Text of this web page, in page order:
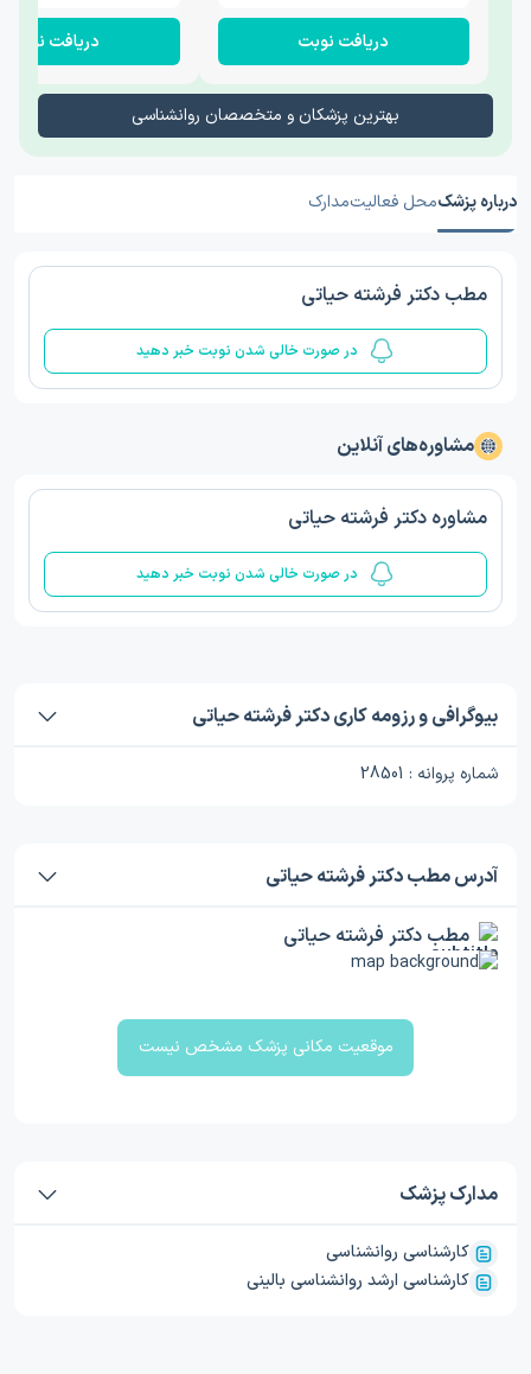
دریافت نوبت دریافت نوبت
بهترین پزشکان و متخصصان روانشناسی
درباره پزشکمحل فعالیتمدارک
مطب دکتر فرشته حیاتی
در صورت خالی شدن نوبت خبر دهید
مشاوره‌های آنلاین
مشاوره دکتر فرشته حیاتی
در صورت خالی شدن نوبت خبر دهید
بیوگرافی و رزومه کاری دکتر فرشته حیاتی
شماره پروانه : 28501
آدرس مطب دکتر فرشته حیاتی
مطب دکتر فرشته حیاتی
موقعیت مکانی پزشک مشخص نیست
مدارک پزشک
کارشناسی روانشناسی
کارشناسی ارشد روانشناسی بالینی